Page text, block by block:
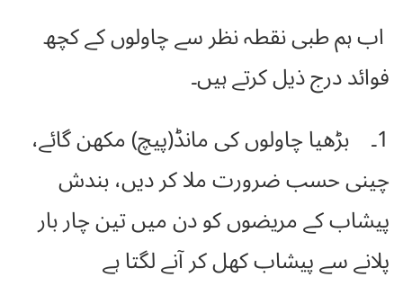
اب ہم طبی نقطہ نظر سے چاولوں کے کچھ
فوائد درج ذیل کرتے ہیں۔
1۔ بڑھیا چاولوں کی مانڈ(پیچ) مکھن گائے،
چینی حسب ضرورت ملا کر دیں، بندش
پیشاب کے مریضوں کو دن میں تین چار بار
پلانے سے پیشاب کھل کر آنے لگتا ہے